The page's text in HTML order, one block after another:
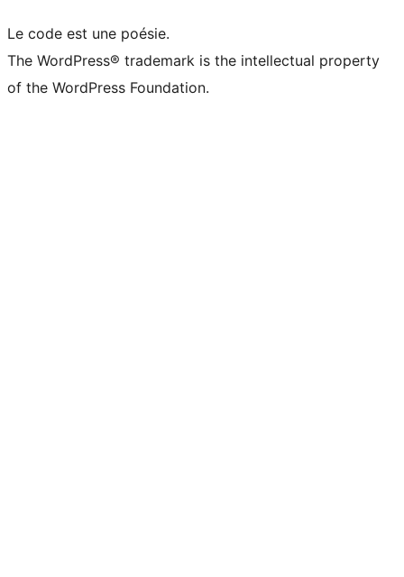
Le code est une poésie.
The WordPress® trademark is the intellectual property
of the WordPress Foundation.